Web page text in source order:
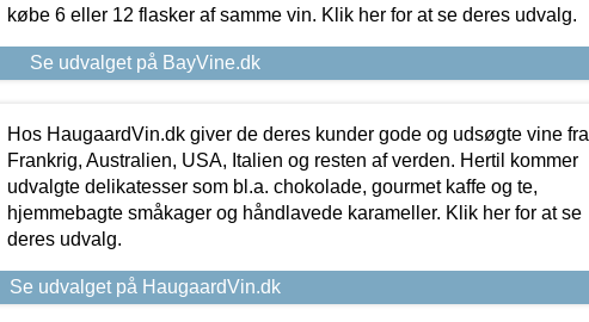
købe 6 eller 12 flasker af samme vin. Klik her for at se deres udvalg.
Se udvalget på BayVine.dk
Hos HaugaardVin.dk giver de deres kunder gode og udsøgte vine fra
Frankrig, Australien, USA, Italien og resten af verden. Hertil kommer
udvalgte delikatesser som bl.a. chokolade, gourmet kaffe og te,
hjemmebagte småkager og håndlavede karameller. Klik her for at se
deres udvalg.
Se udvalget på HaugaardVin.dk